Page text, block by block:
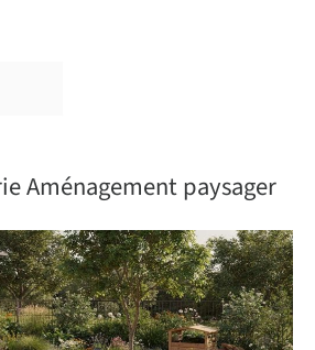
Aménagement paysager